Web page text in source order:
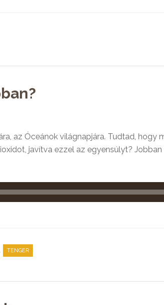
az Óceánok világnapjára. Tudtad, hogy
javítva ezzel az egyensúlyt?
, TENGER